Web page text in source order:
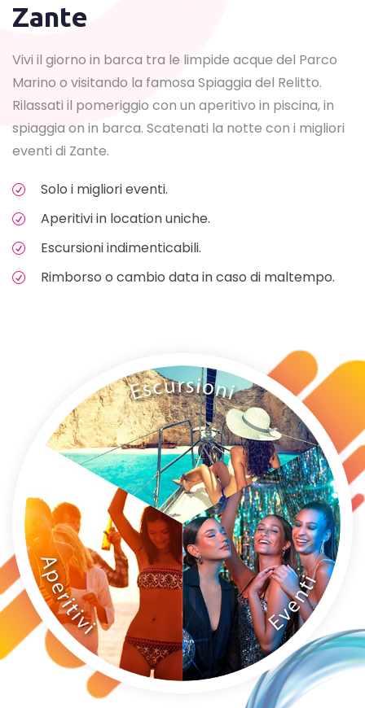
Zante
Vivi il giorno in barca tra le limpide acque del Parco
Marino o visitando la famosa Spiaggia del Relitto.
Rilassati il pomeriggio con un aperitivo in piscina, in
spiaggia on in barca. Scatenati la notte con i migliori
eventi di Zante.
Solo i migliori eventi.
Aperitivi in location uniche.
Escursioni indimenticabili.
Rimborso o cambio data in caso di maltempo.